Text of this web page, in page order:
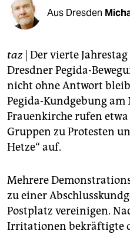
shop
fragen & hilfe
unterstützen
abo
genossenschaft
epaper login
Aus Dresden
taz| Der vierte
Dresdner Pegida-
nicht ohne Antwort
Pegida-Kundgebung
Frauenkirche rufen
Gruppen zu Protesten
Hetze“ auf.
Mehrere
zu einer
Postplatz vereinigen.
Irritationen bekräftigte